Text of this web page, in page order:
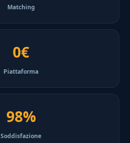
Matching
0€
Piattaforma
98%
Soddisfazione